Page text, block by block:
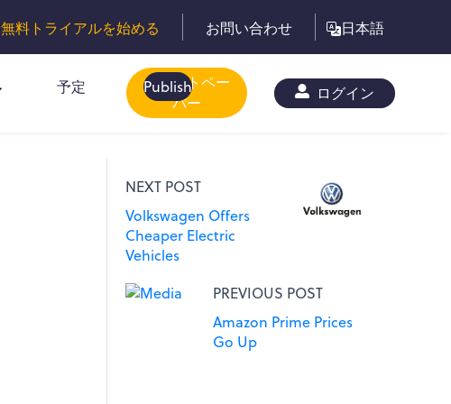
無料トライアルを始める お問い合わせ 日本語
予定 Publish
ホワイトペー
パー
ログイン
NEXT POST
Volkswagen Offers
Cheaper Electric
Vehicles
PREVIOUS POST
Amazon Prime Prices
Go Up